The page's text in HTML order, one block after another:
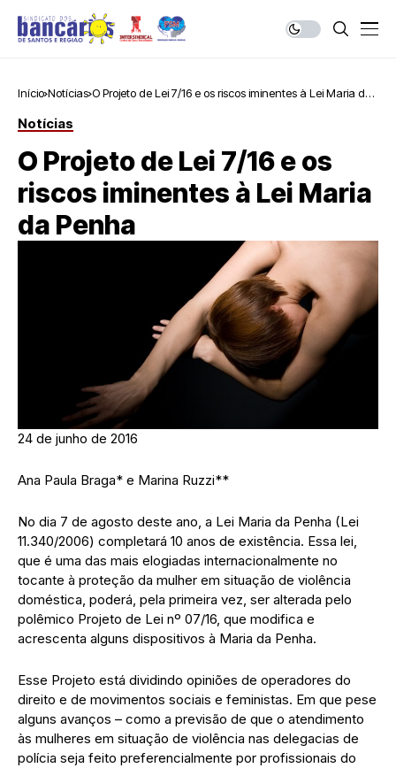
Início Notícias O Projeto de Lei 7/16 e os riscos iminentes à Lei Maria da
Notícias
O Projeto de Lei 7/16 e os
riscos iminentes à Lei Maria
da Penha
24 de junho de 2016
Ana Paula Braga* e Marina Ruzzi**
No dia 7 de agosto deste ano, a Lei Maria da Penha (Lei
11.340/2006) completará 10 anos de existência. Essa lei,
que é uma das mais elogiadas internacionalmente no
tocante à proteção da mulher em situação de violência
doméstica, poderá, pela primeira vez, ser alterada pelo
polêmico Projeto de Lei nº 07/16, que modifica e
acrescenta alguns dispositivos à Maria da Penha.
Esse Projeto está dividindo opiniões de operadores do
direito e de movimentos sociais e feministas. Em que pese
alguns avanços – como a previsão de que o atendimento
às mulheres em situação de violência nas delegacias de
polícia seja feito preferencialmente por profissionais do